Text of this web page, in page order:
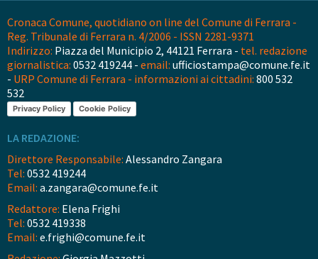
Cronaca Comune, quotidiano on line del Comune di Ferrara -
Reg. Tribunale di Ferrara n. 4/2006 - ISSN 2281-9371
Indirizzo: Piazza del Municipio 2, 44121 Ferrara - tel. redazione
giornalistica: 0532 419244 - email: ufficiostampa@comune.fe.it
- URP Comune di Ferrara - informazioni ai cittadini: 800 532
532
Privacy Policy Cookie Policy
LA REDAZIONE:
Direttore Responsabile: Alessandro Zangara
Tel: 0532 419244
Email: a.zangara@comune.fe.it
Redattore: Elena Frighi
Tel: 0532 419338
Email: e.frighi@comune.fe.it